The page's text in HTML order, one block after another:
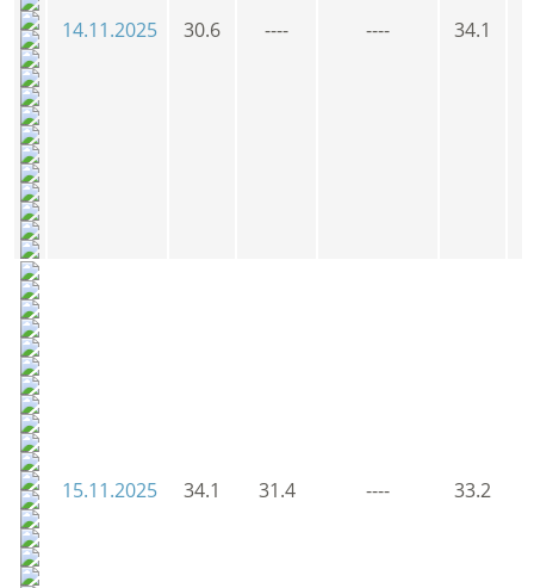
14.11.2025 30.6 ---- ---- 34.1
15.11.2025 34.1 31.4 ---- 33.2